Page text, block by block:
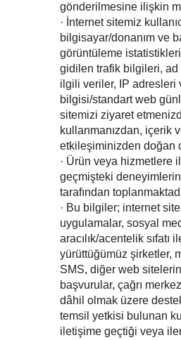
gönderilmesine ilişkin
· İnternet sitemiz
bilgisayar/donanım ve
görüntüleme
gidilen trafik bilgileri, ad
ilgili veriler, IP adresleri
bilgisi/standart web
sitemizi ziyaret
kullanmanızdan, içerik
etkileşiminizden doğan
· Ürün veya hizmetlere
geçmişteki
tarafından
· Bu bilgiler; internet
uygulamalar, sosyal
aracılık/acentelik sıfatı
yürüttüğümüz şirketler,
SMS, diğer web
başvurular, çağrı
dâhil olmak üzere
temsil yetkisi bulunan
iletişime geçtiği veya